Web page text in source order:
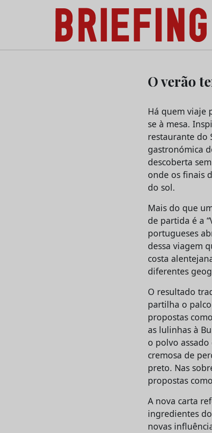
Briefing: Todas as notícias sobre os
O verão
Há quem viaje
se à mesa.
restaurante do
gastronómica
descoberta
onde os finais
do sol.
Mais do que
de partida é a
portugueses
dessa viagem
costa
diferentes
O resultado
partilha o
propostas
as lulinhas à
o polvo
cremosa de
preto. Nas
propostas
A nova carta
ingredientes
novas